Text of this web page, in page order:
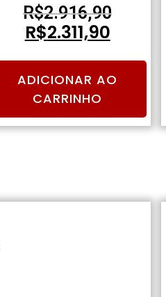
R$2.916,90
R$2.311,90
ADICIONAR AO
CARRINHO